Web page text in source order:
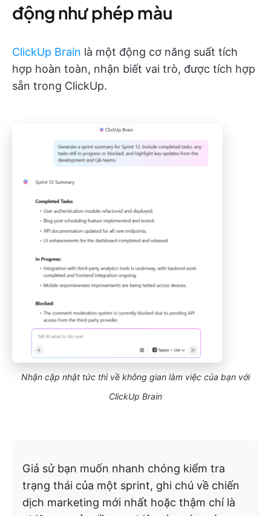
động như phép màu
ClickUp Brain là một động cơ năng suất tích
hợp hoàn toàn, nhận biết vai trò, được tích hợp
sẵn trong ClickUp.
Nhận cập nhật tức thì về không gian làm việc của bạn với
ClickUp Brain
Giả sử bạn muốn nhanh chóng kiểm tra
trạng thái của một sprint, ghi chú về chiến
dịch marketing mới nhất hoặc thậm chí là